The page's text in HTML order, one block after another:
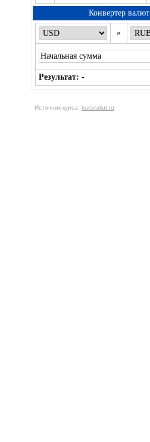
Конвертер валют
»
Результат: -
Источник курса: kursvaliut.ru